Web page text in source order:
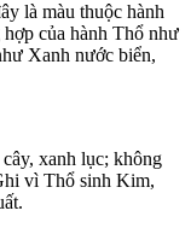
là màu thuộc hành
của hành Thổ như
Xanh nước biển,
xanh lục; không
vì Thổ sinh Kim,